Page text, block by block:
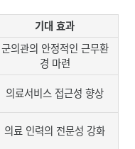
기대 효과
군의관의 안정적인 근무환
경 마련
의료서비스 접근성 향상
의료 인력의 전문성 강화